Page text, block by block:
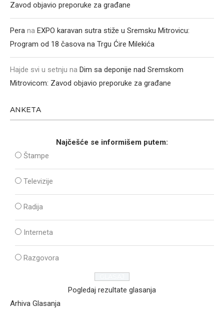
Zavod objavio preporuke za građane
Pera na EXPO karavan sutra stiže u Sremsku Mitrovicu:
Program od 18 časova na Trgu Ćire Milekića
Hajde svi u setnju na Dim sa deponije nad Sremskom
Mitrovicom: Zavod objavio preporuke za građane
ANKETA
Najčešće se informišem putem:
Štampe
Televizije
Radija
Interneta
Razgovora
Pogledaj rezultate glasanja
Arhiva Glasanja